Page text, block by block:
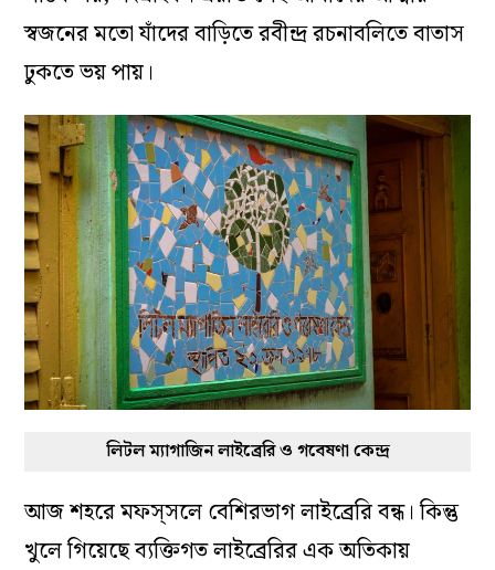
স্বজনের মতো যাঁদের বাড়িতে রবীন্দ্র রচনাবলিতে বাতাস
ঢুকতে ভয় পায়।
লিটল ম্যাগাজিন লাইব্রেরি ও গবেষণা কেন্দ্র
আজ শহরে মফস্‌সলে বেশিরভাগ লাইব্রেরি বন্ধ। কিন্তু
খুলে গিয়েছে ব্যক্তিগত লাইব্রেরির এক অতিকায়